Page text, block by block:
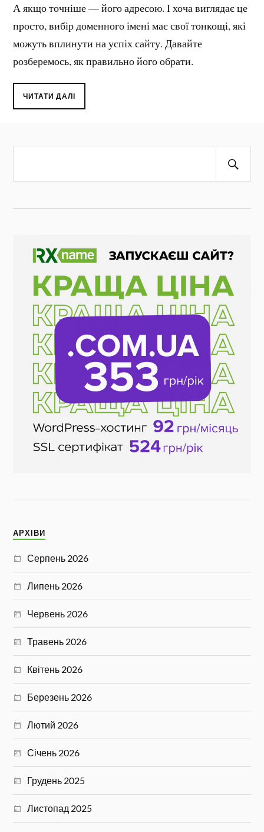
А якщо точніше — його адресою. І хоча виглядає це
просто, вибір доменного імені має свої тонкощі, які
можуть вплинути на успіх сайту. Давайте
розберемось, як правильно його обрати.
ЧИТАТИ ДАЛІ
АРХІВИ
Серпень 2026
Липень 2026
Червень 2026
Травень 2026
Квітень 2026
Березень 2026
Лютий 2026
Січень 2026
Грудень 2025
Листопад 2025